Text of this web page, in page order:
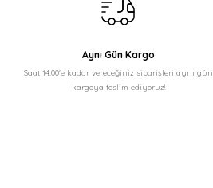
Aynı Gün Kargo
Saat 14:00'e kadar vereceğiniz siparişleri aynı gün
kargoya teslim ediyoruz!